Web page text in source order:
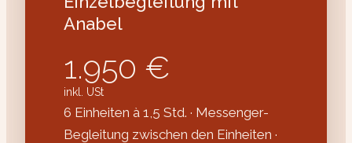
Anabel
1.950 €
inkl. USt
6 Einheiten à 1,5 Std. · Messenger-
Begleitung zwischen den Einheiten ·